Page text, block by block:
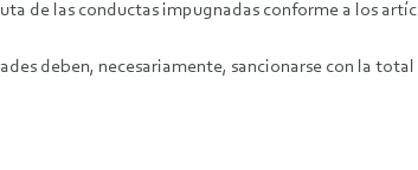
de las conductas impugnadas conforme a los
deben, necesariamente, sancionarse con la